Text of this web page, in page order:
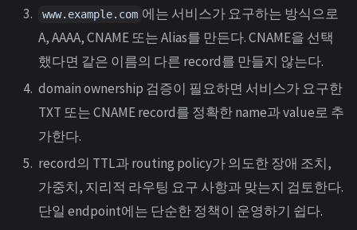
www.example.com 에는 서비스가 요구하는 방식으로
A, AAAA, CNAME 또는 Alias를 만든다. CNAME을 선택
했다면 같은 이름의 다른 record를 만들지 않는다.
domain ownership 검증이 필요하면 서비스가 요구한
TXT 또는 CNAME record를 정확한 name과 value로 추
가한다.
record의 TTL과 routing policy가 의도한 장애 조치,
가중치, 지리적 라우팅 요구 사항과 맞는지 검토한다.
단일 endpoint에는 단순한 정책이 운영하기 쉽다.